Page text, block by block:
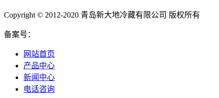
Copyright © 2012-2020 青岛新大地冷藏有限公司 版权所有
备案号：
网站首页
产品中心
新闻中心
电话咨询